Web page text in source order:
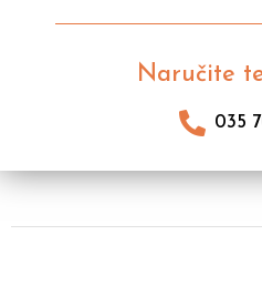
Naručite
035